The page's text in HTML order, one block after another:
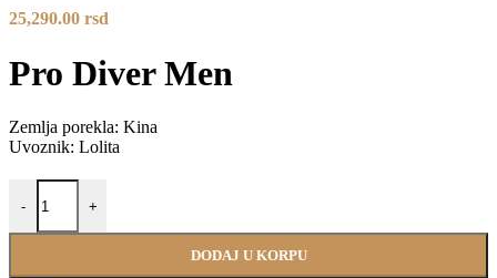
25,290.00 rsd
Pro Diver Men
Zemlja porekla: Kina
Uvoznik: Lolita
-
INVICTA 43967 količina
+
DODAJ U KORPU